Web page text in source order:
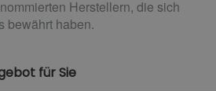
Herstellern, die sich
bewährt haben.
für Sie